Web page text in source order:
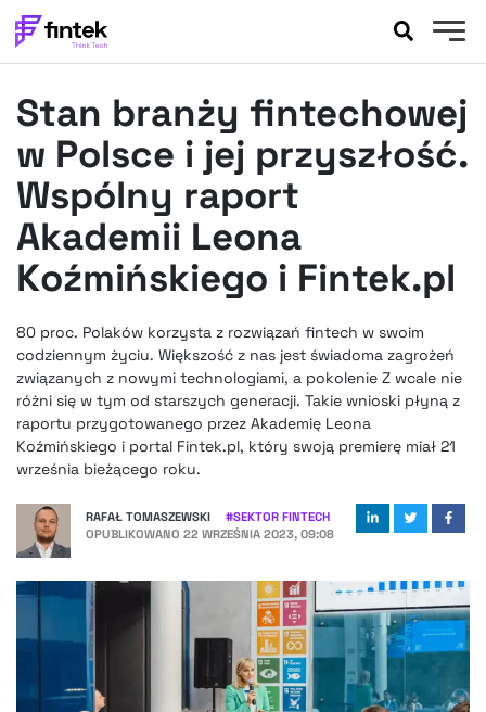
BANKOWOŚĆ
EVENTY
FELIETONY
WYWIADY
LEGAL
PODCASTY
FINTEKEXTRA
OKIEM EKSPERTA
Stan branży fintechowej
w Polsce i jej przyszłość.
Wspólny raport
Akademii Leona
Koźmińskiego i Fintek.pl
80 proc. Polaków korzysta z rozwiązań fintech w swoim
codziennym życiu. Większość z nas jest świadoma zagrożeń
związanych z nowymi technologiami, a pokolenie Z wcale nie
różni się w tym od starszych generacji. Takie wnioski płyną z
raportu przygotowanego przez Akademię Leona
Koźmińskiego i portal Fintek.pl, który swoją premierę miał 21
września bieżącego roku.
RAFAŁ TOMASZEWSKI #SEKTOR FINTECH
OPUBLIKOWANO 22 WRZEŚNIA 2023, 09:08